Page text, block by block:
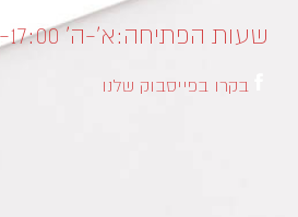
שעות הפתיחה:א’-ה’ 08:00-17:00
בקרו בפייסבוק שלנו